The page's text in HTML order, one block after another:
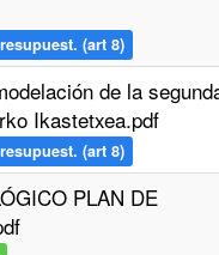
(art 8)
de la
Ikastetxea.pdf
(art 8)
PLAN DE